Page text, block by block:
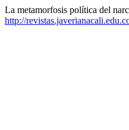
La metamorfosis política del
http://